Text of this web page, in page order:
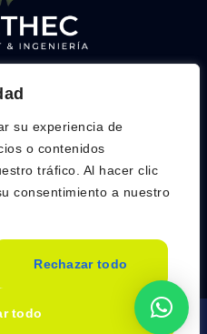
su experiencia de
o contenidos
tráfico. Al hacer clic
consentimiento a nuestro
Rechazar todo
todo
Contacto
info@selethec.com
+34 684 628 255
C. del Limonero, 22, 28020,
los derechos reservados.Términos y